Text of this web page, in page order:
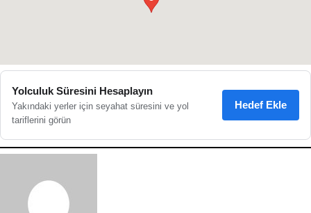
Yolculuk Süresini Hesaplayın
Yakındaki yerler için seyahat süresini ve yol
tariflerini görün
Hedef Ekle